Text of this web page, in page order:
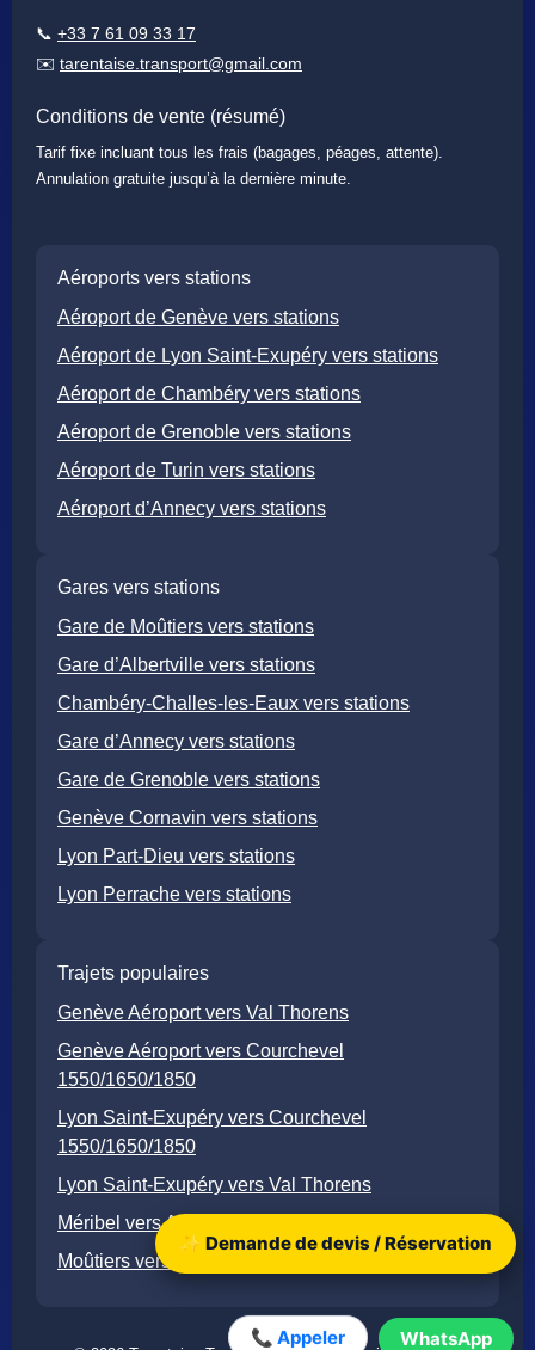
✨ Demande de devis / Réservation
📞 Appeler WhatsApp
📞 +33 7 61 09 33 17
✉️ tarentaise.transport@gmail.com
Conditions de vente (résumé)
Tarif fixe incluant tous les frais (bagages, péages, attente).
Annulation gratuite jusqu’à la dernière minute.
Aéroports vers stations
Aéroport de Genève vers stations
Aéroport de Lyon Saint-Exupéry vers stations
Aéroport de Chambéry vers stations
Aéroport de Grenoble vers stations
Aéroport de Turin vers stations
Aéroport d’Annecy vers stations
Gares vers stations
Gare de Moûtiers vers stations
Gare d’Albertville vers stations
Chambéry-Challes-les-Eaux vers stations
Gare d’Annecy vers stations
Gare de Grenoble vers stations
Genève Cornavin vers stations
Lyon Part-Dieu vers stations
Lyon Perrache vers stations
Trajets populaires
Genève Aéroport vers Val Thorens
Genève Aéroport vers Courchevel
1550/1650/1850
Lyon Saint-Exupéry vers Courchevel
1550/1650/1850
Lyon Saint-Exupéry vers Val Thorens
Méribel vers Aéroport / Gare de Moûtiers
Moûtiers vers Val Thorens